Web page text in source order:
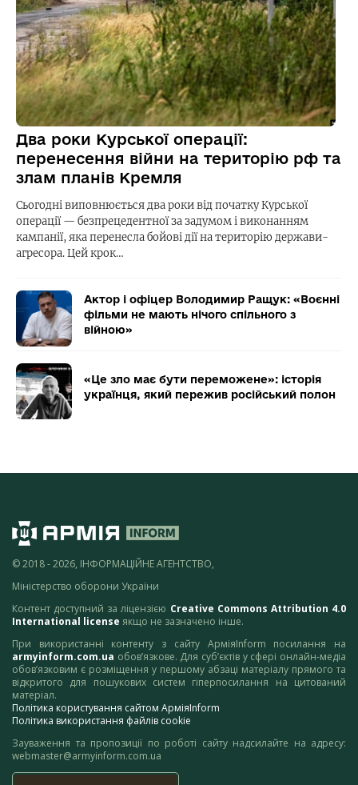
Два роки Курської операції:
перенесення війни на територію рф та
злам планів Кремля
Сьогодні виповнюється два роки від початку Курської
операції — безпрецедентної за задумом і виконанням
кампанії, яка перенесла бойові дії на територію держави-
агресора. Цей крок…
Актор і офіцер Володимир Ращук: «Воєнні
фільми не мають нічого спільного з
війною»
«Це зло має бути переможене»: історія
українця, який пережив російський полон
© 2018 - 2026, ІНФОРМАЦІЙНЕ АГЕНТСТВО,
Міністерство оборони України
Контент доступний за ліцензією Creative Commons Attribution 4.0
International license якщо не зазначено інше.
При використанні контенту з сайту АрміяInform посилання на
armyinform.com.ua обов’язкове. Для суб’єктів у сфері онлайн-медіа
обов’язковим є розміщення у першому абзаці матеріалу прямого та
відкритого для пошукових систем гіперпосилання на цитований
матеріал.
Політика користування сайтом АрміяInform
Політика використання файлів cookie
Зауваження та пропозиції по роботі сайту надсилайте на адресу:
webmaster@armyinform.com.ua